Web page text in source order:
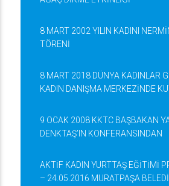
8 MART 2002 YILIN KADINI
TÖRENİ
8 MART 2018 DÜNYA KADINLAR
KADIN DANIŞMA MERKEZİNDE
9 OCAK 2008 KKTC BAŞBAKAN
DENKTAŞ’IN KONFERANSINDAN
AKTİF KADIN YURTTAŞ EĞİTİMİ
– 24.05.2016 MURATPAŞA